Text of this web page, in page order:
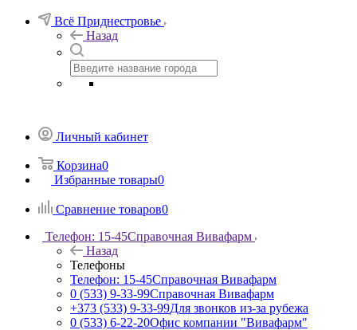
Всё Приднестровье
Назад
Личный кабинет
Корзина0
Избранные товары0
Сравнение товаров0
Телефон: 15-45Справочная Вивафарм
Назад
Телефоны
Телефон: 15-45Справочная Вивафарм
0 (533) 9-33-99Справочная Вивафарм
+373 (533) 9-33-99Для звонков из-за рубежа
0 (533) 6-22-20Офис компании "Вивафарм"